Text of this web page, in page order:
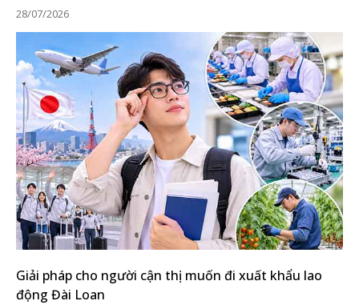
28/07/2026
Giải pháp cho người cận thị muốn đi xuất khẩu lao
động Đài Loan